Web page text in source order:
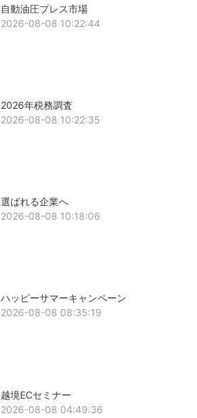
自動油圧プレス市場
2026-08-08 10:22:44
2026年税務調査
2026-08-08 10:22:35
選ばれる企業へ
2026-08-08 10:18:06
ハッピーサマーキャンペーン
2026-08-08 08:35:19
越境ECセミナー
2026-08-08 04:49:36